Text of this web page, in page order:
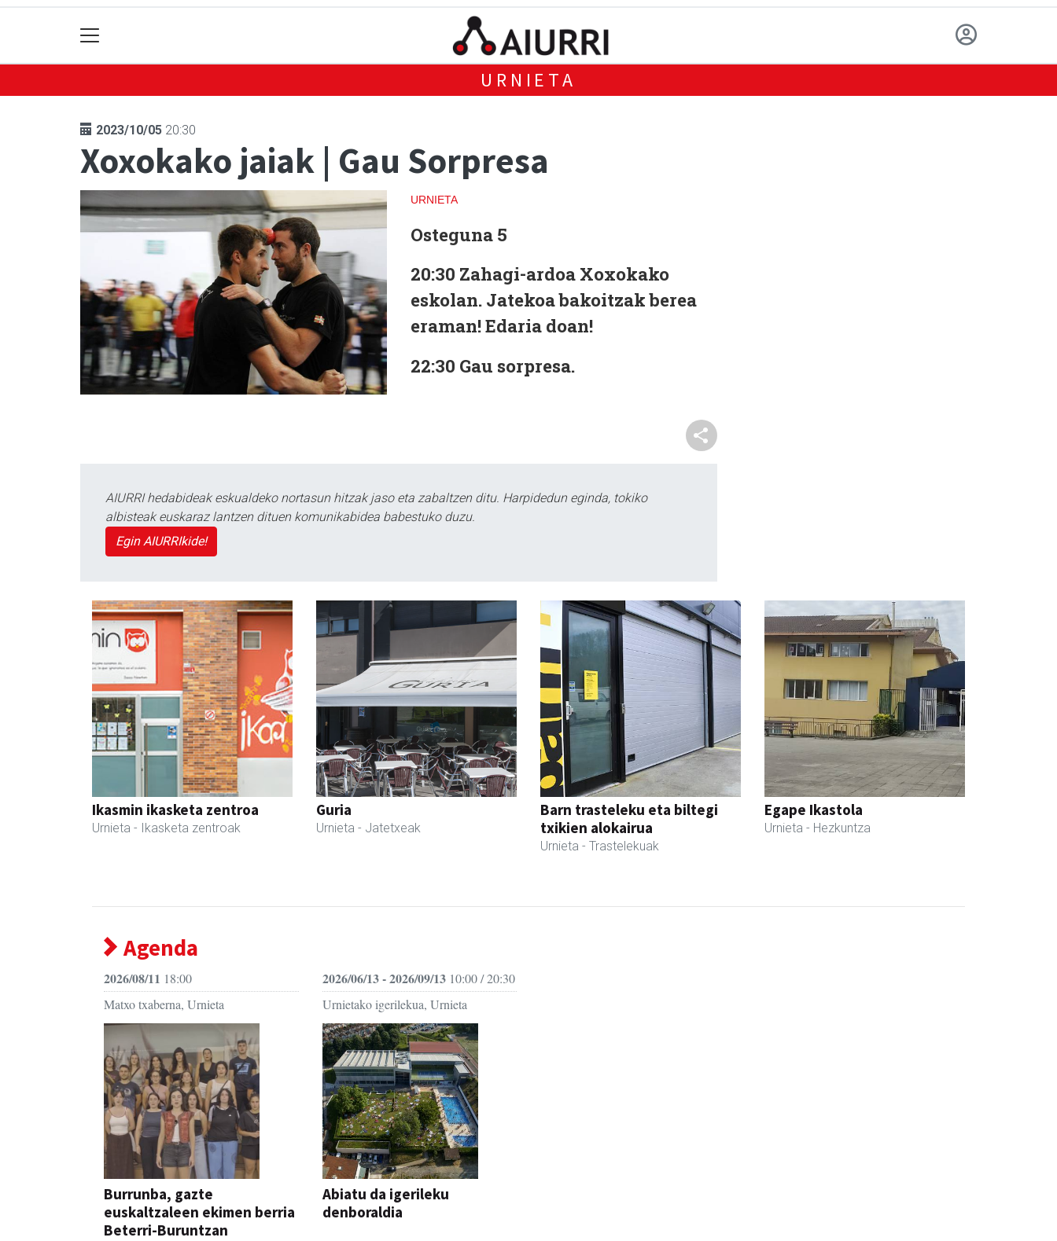
URNIETA
2023/10/05 20:30
Xoxokako jaiak | Gau Sorpresa
URNIETA
Osteguna 5
20:30 Zahagi-ardoa Xoxokako
eskolan. Jatekoa bakoitzak berea
eraman! Edaria doan!
22:30 Gau sorpresa.
AIURRI hedabideak eskualdeko nortasun hitzak jaso eta zabaltzen ditu. Harpidedun eginda, tokiko
albisteak euskaraz lantzen dituen komunikabidea babestuko duzu.
Egin AIURRIkide!
Ikasmin ikasketa zentroa
Urnieta - Ikasketa zentroak
Guria
Urnieta - Jatetxeak
Barn trasteleku eta biltegi
txikien alokairua
Urnieta - Trastelekuak
Egape Ikastola
Urnieta - Hezkuntza
Agenda
2026/08/11 18:00
Matxo txaberna, Urnieta
Burrunba, gazte
euskaltzaleen ekimen berria
Beterri-Buruntzan
2026/06/13 - 2026/09/1310:00 / 20:30
Urnietako igerilekua, Urnieta
Abiatu da igerileku
denboraldia